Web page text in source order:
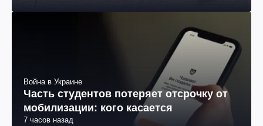
Война в Украине
Часть студентов потеряет отсрочку от
мобилизации: кого касается
7 часов назад